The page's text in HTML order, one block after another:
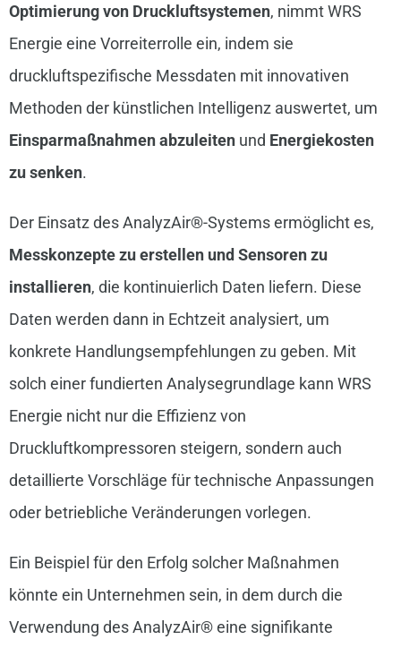
Optimierung von Druckluftsystemen, nimmt WRS
Energie eine Vorreiterrolle ein, indem sie
druckluftspezifische Messdaten mit innovativen
Methoden der künstlichen Intelligenz auswertet, um
Einsparmaßnahmen abzuleitenund Energiekosten
zu senken.
Der Einsatz des AnalyzAir®-Systems ermöglicht es,
Messkonzepte zu erstellen und Sensoren zu
installieren, die kontinuierlich Daten liefern. Diese
Daten werden dann in Echtzeit analysiert, um
konkrete Handlungsempfehlungen zu geben. Mit
solch einer fundierten Analysegrundlage kann WRS
Energie nicht nur die Effizienz von
Druckluftkompressoren steigern, sondern auch
detaillierte Vorschläge für technische Anpassungen
oder betriebliche Veränderungen vorlegen.
Ein Beispiel für den Erfolg solcher Maßnahmen
könnte ein Unternehmen sein, in dem durch die
Verwendung des AnalyzAir® eine signifikante